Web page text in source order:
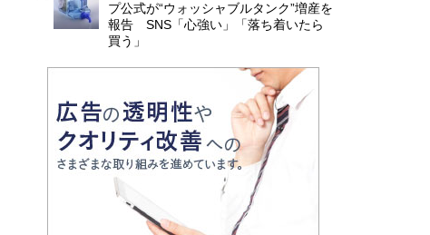
プ公式が“ウォッシャブルタンク”増産を
報告 SNS「心強い」「落ち着いたら
買う」